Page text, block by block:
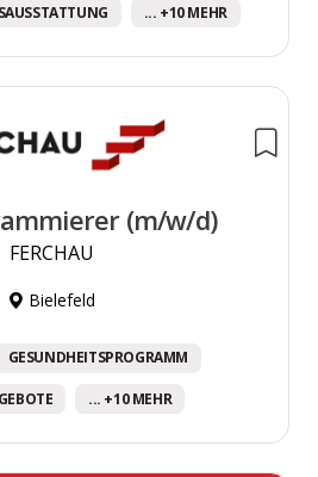
... +10 MEHR
(m/w/d)
FERCHAU
Bielefeld
GESUNDHEITSPROGRAMM
... +10 MEHR